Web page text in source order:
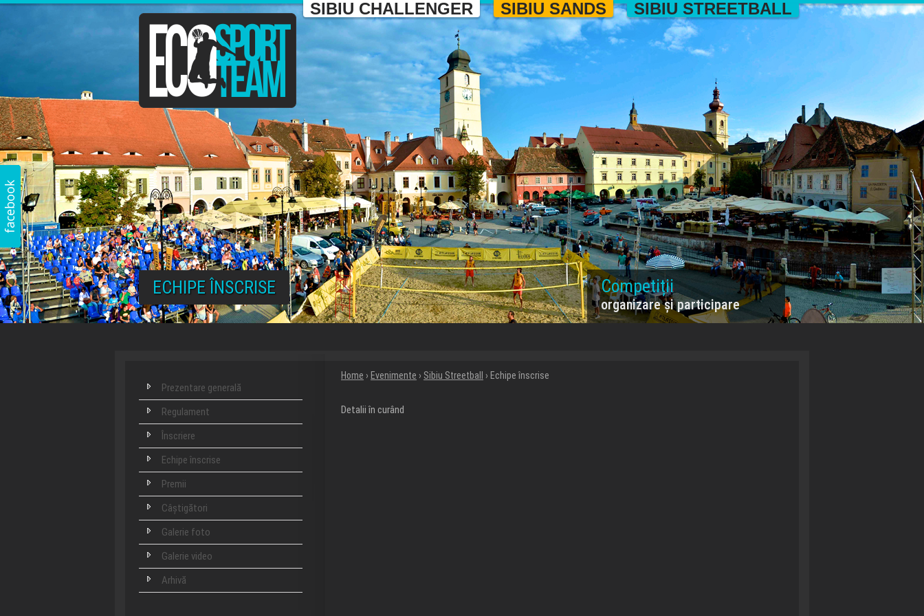
SIBIU STREETBALL
SIBIU SANDS
SIBIU CHALLENGER
Competiții
organizare și participare
ECHIPE ÎNSCRISE
Prezentare generală
Regulament
Înscriere
Echipe înscrise
Premii
Câștigători
Galerie foto
Galerie video
Arhivă
Home › Evenimente › Sibiu Streetball › Echipe înscrise
Detalii în curând